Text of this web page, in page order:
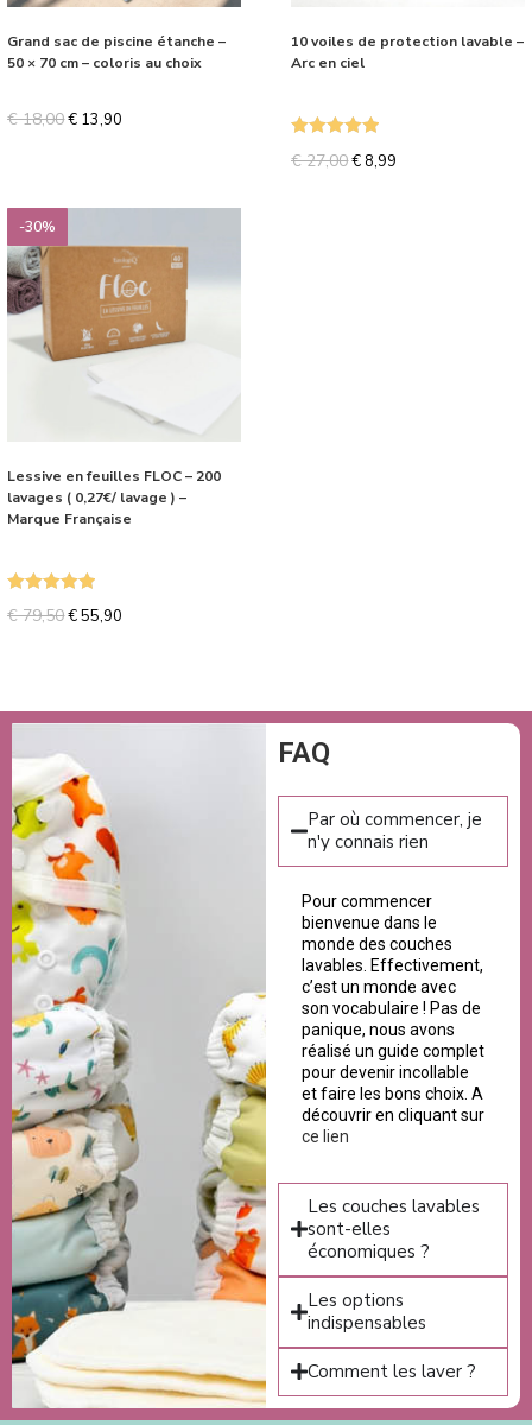
Grand sac de piscine étanche –
50 × 70 cm – coloris au choix
€18,00€ 13,90
10 voiles de protection lavable –
Arc en ciel
€27,00€ 8,99
-30%
Lessive en feuilles FLOC – 200
lavages ( 0,27€/ lavage ) –
Marque Française
€79,50€55,90
FAQ
Par où commencer, je
n'y connais rien
Pour commencer
bienvenue dans le
monde des couches
lavables. Effectivement,
c’est un monde avec
son vocabulaire ! Pas de
panique, nous avons
réalisé un guide complet
pour devenir incollable
et faire les bons choix. A
découvrir en cliquant sur
ce lien
Les couches lavables
sont-elles
économiques ?
Les options
indispensables
Comment les laver ?